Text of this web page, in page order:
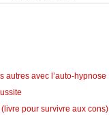
autres avec l’auto-hypnose
pour survivre aux cons)